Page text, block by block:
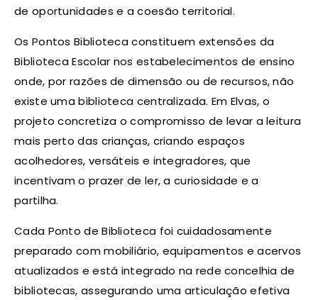
de oportunidades e a coesão territorial.
Os Pontos Biblioteca constituem extensões da
Biblioteca Escolar nos estabelecimentos de ensino
onde, por razões de dimensão ou de recursos, não
existe uma biblioteca centralizada. Em Elvas, o
projeto concretiza o compromisso de levar a leitura
mais perto das crianças, criando espaços
acolhedores, versáteis e integradores, que
incentivam o prazer de ler, a curiosidade e a
partilha.
Cada Ponto de Biblioteca foi cuidadosamente
preparado com mobiliário, equipamentos e acervos
atualizados e está integrado na rede concelhia de
bibliotecas, assegurando uma articulação efetiva